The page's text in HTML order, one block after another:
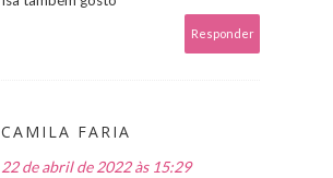
Responder
CAMILA FARIA
22 de abril de 2022 às 15:29